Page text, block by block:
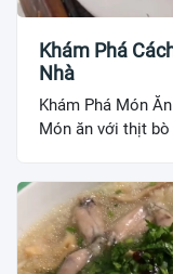
Khám Phá
Nhà
Khám Phá Món
Món ăn với thịt